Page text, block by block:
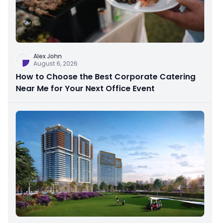
Alex John
August 6, 2026
How to Choose the Best Corporate Catering
Near Me for Your Next Office Event